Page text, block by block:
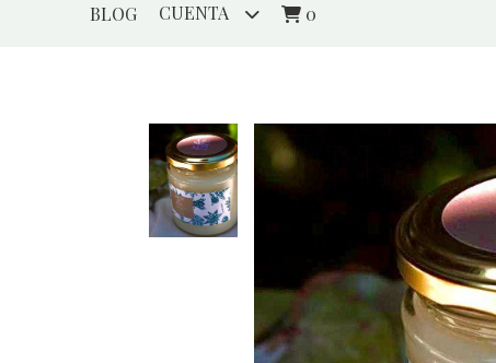
BLOG CUENTA 0